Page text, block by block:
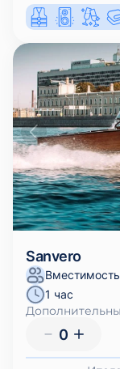
Sanvero
1 час
0